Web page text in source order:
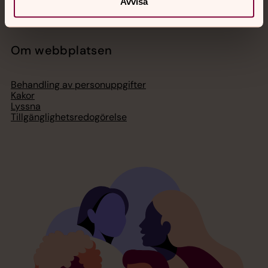
Om webbplatsen
Behandling av personuppgifter
Kakor
Lyssna
Tillgänglighetsredogörelse